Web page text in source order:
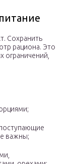
Сохранить
рациона. Это
ограничений,
важны;